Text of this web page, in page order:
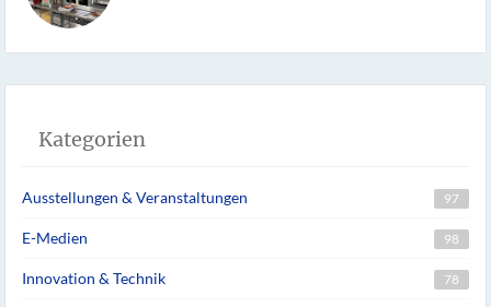
Kategorien
Ausstellungen & Veranstaltungen 97
E-Medien 98
Innovation & Technik 78